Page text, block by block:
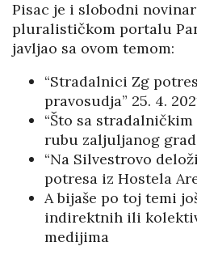
Pisac je i slobodni
pluralističkom portalu
javljao sa ovom temom:
“Stradalnici Zg
pravosudja” 25. 4.
“Što sa
rubu zaljuljanog
“Na Silvestrovo
potresa iz Hostela
A bijaše po toj temi
indirektnih ili
medijima